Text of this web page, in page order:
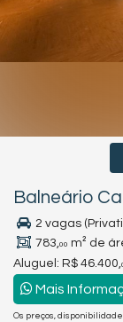
Balneário
2 vagas
783,00 m² de
Aluguel: R$ 46.400,
Mais
Os preços,